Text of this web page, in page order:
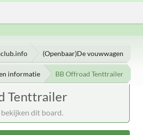
(Openbaar)De vouwwagen
informatie BB Offroad Tenttrailer
Tenttrailer
dit board.